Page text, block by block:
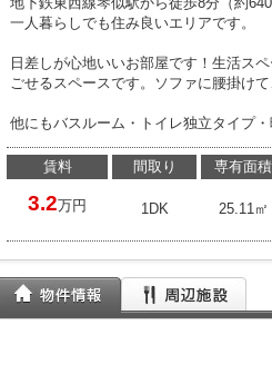
一人暮らしでも住み良いエリアです。
日差しが心地いいお部屋です！生活ス
ごせるスペースです。ソファに腰掛け
他にもバスルーム・トイレ独立タイプ
賃料
3.2万円
間取り
1DK
専有面積
25.11㎡